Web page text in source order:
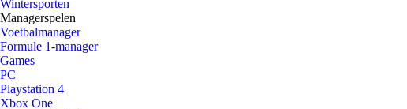
Wintersporten
Managerspelen
Voetbalmanager
Formule 1-manager
Games
PC
Playstation 4
Xbox One